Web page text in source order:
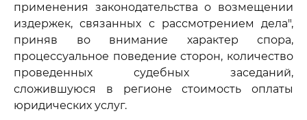
применения законодательства о возмещении
издержек, связанных с рассмотрением дела",
приняв во внимание характер спора,
процессуальное поведение сторон, количество
проведенных судебных заседаний,
сложившуюся в регионе стоимость оплаты
юридических услуг.